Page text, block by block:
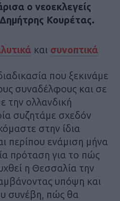
ο νεοεκλεγείς
Κουρέτας.
και συνοπτικά
που ξεκινάμε
συναδέλφους και σε
την ολλανδική
συζητάμε σχεδόν
στην ίδια
περίπου ενάμιση μήνα
πρόταση για το πώς
η Θεσσαλία την
υπόψη και
συνέβη, πώς θα